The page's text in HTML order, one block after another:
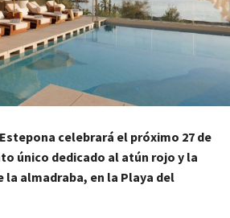
celebrará el próximo 27 de
único dedicado al atún rojo y la
la almadraba, en la Playa del